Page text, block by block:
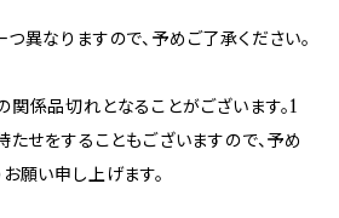
異なりますので、予めご了承ください。
係品切れとなることがございます。1
せをすることもございますので、予め
願い申し上げます。